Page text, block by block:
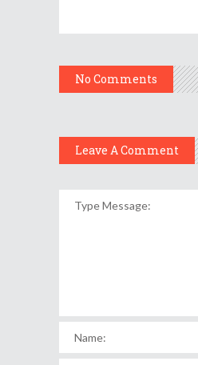
No Comments
Leave A Comment